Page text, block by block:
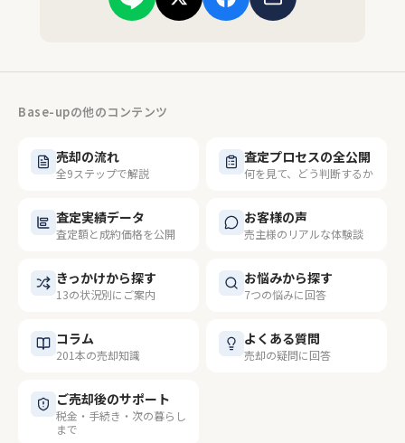
Base-upの他のコンテンツ
売却の流れ
全9ステップで解説
査定プロセスの全公開
何を見て、どう判断するか
査定実績データ
査定額と成約価格を公開
お客様の声
売主様のリアルな体験談
きっかけから探す
13の状況別にご案内
お悩みから探す
7つの悩みに回答
コラム
201本の売却知識
よくある質問
売却の疑問に回答
ご売却後のサポート
税金・手続き・次の暮らし
まで